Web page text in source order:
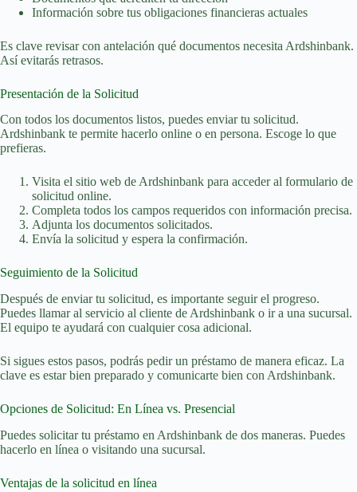
Información sobre tus obligaciones financieras actuales
Es clave revisar con antelación qué documentos necesita Ardshinbank.
Así evitarás retrasos.
Presentación de la Solicitud
Con todos los documentos listos, puedes enviar tu solicitud.
Ardshinbank te permite hacerlo online o en persona. Escoge lo que
prefieras.
Visita el sitio web de Ardshinbank para acceder al formulario de
solicitud online.
Completa todos los campos requeridos con información precisa.
Adjunta los documentos solicitados.
Envía la solicitud y espera la confirmación.
Seguimiento de la Solicitud
Después de enviar tu solicitud, es importante seguir el progreso.
Puedes llamar al servicio al cliente de Ardshinbank o ir a una sucursal.
El equipo te ayudará con cualquier cosa adicional.
Si sigues estos pasos, podrás pedir un préstamo de manera eficaz. La
clave es estar bien preparado y comunicarte bien con Ardshinbank.
Opciones de Solicitud: En Línea vs. Presencial
Puedes solicitar tu préstamo en Ardshinbank de dos maneras. Puedes
hacerlo en línea o visitando una sucursal.
Ventajas de la solicitud en línea